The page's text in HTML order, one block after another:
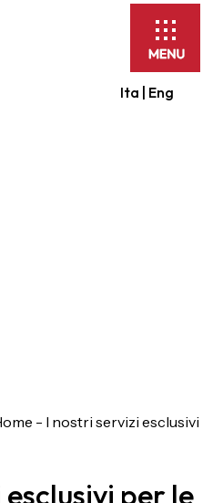
Ita | Eng
Espandi
barra
di
- I nostri servizi esclusivi
per le